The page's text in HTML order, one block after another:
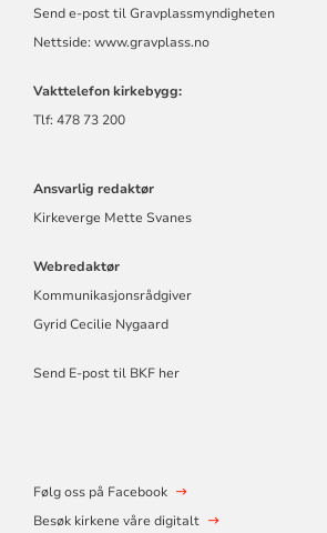
Send e-post til Gravplassmyndigheten
Nettside: www.gravplass.no
Vakttelefon kirkebygg:
Tlf: 478 73 200
Ansvarlig redaktør
Kirkeverge Mette Svanes
Webredaktør
Kommunikasjonsrådgiver
Gyrid Cecilie Nygaard
Send E-post til BKF her
Følg oss på Facebook
Besøk kirkene våre digitalt